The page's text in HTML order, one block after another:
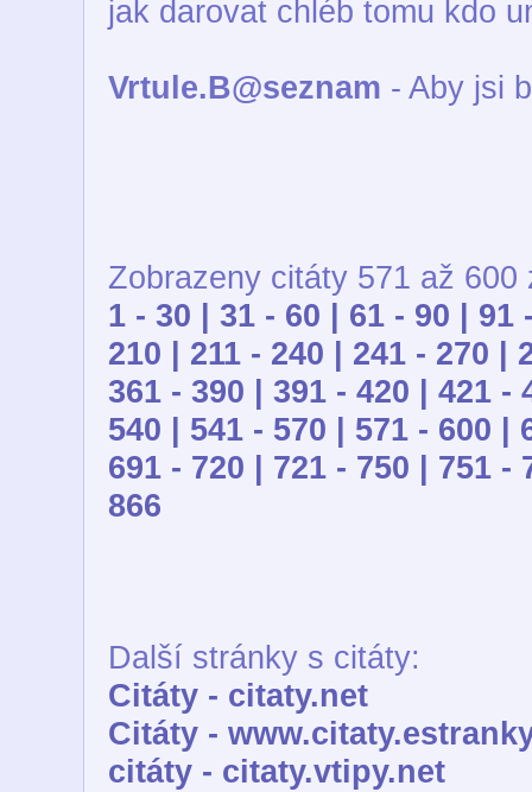
jak darovat chléb tomu kdo
Vrtule.B@seznam - Aby jsi
Zobrazeny citáty 571 až 600
1 - 30 | 31 - 60 | 61 - 90 | 91
210 | 211 - 240 | 241 - 270 |
361 - 390 | 391 - 420 | 421 -
540 | 541 - 570 | 571 - 600 |
691 - 720 | 721 - 750 | 751 -
866
Další stránky s citáty:
Citáty - citaty.net
Citáty -
citáty - citaty.vtipy.net